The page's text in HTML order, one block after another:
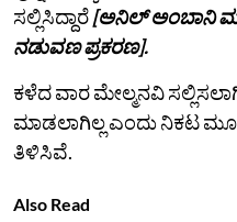
ಸಲ್ಲಿಸಿದ್ದಾರೆ[ಅನಿಲ್ ಅಂಬಾನಿ
ನಡುವಣ ಪ್ರಕರಣ].
ಕಳೆದ ವಾರ ಮೇಲ್ಮನವಿ
ಮಾಡಲಾಗಿಲ್ಲ ಎಂದು ನಿಕಟ
ತಿಳಿಸಿವೆ.
Also Read